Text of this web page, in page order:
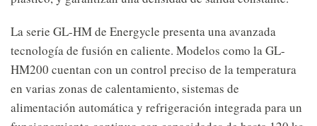
La serie GL-HM de Energycle presenta una avanzada
tecnología de fusión en caliente. Modelos como la GL-
HM200 cuentan con un control preciso de la temperatura
en varias zonas de calentamiento, sistemas de
alimentación automática y refrigeración integrada para un